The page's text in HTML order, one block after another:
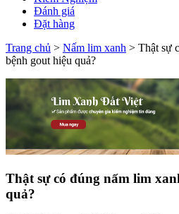
Đánh giá
Đặt hàng
Trang chủ > Nấm lim xanh > Thật sự
bệnh gout hiệu quả?
Thật sự có đúng nấm lim
quả?